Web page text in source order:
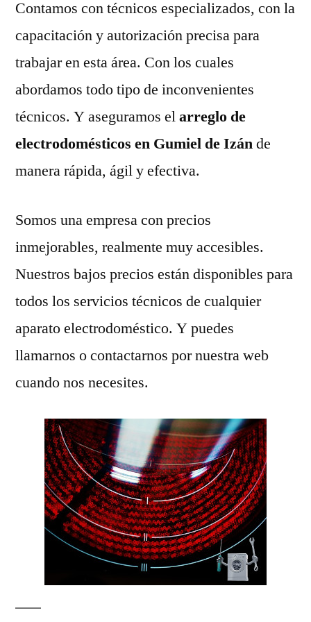
Contamos con técnicos especializados, con la
capacitación y autorización precisa para
trabajar en esta área. Con los cuales
abordamos todo tipo de inconvenientes
técnicos. Y aseguramos elarreglo de
electrodomésticos en Gumiel de Izánde
manera rápida, ágil y efectiva.
Somos una empresa con precios
inmejorables, realmente muy accesibles.
Nuestros bajos precios están disponibles para
todos los servicios técnicos de cualquier
aparato electrodoméstico. Y puedes
llamarnos o contactarnos por nuestra web
cuando nos necesites.